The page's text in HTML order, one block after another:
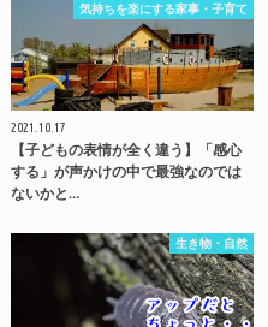
気持ちを楽にする家事・子育て
2021.10.17
【子どもの表情が全く違う】「感心
する」が声かけの中で最強なのでは
ないかと…
生き物・自然